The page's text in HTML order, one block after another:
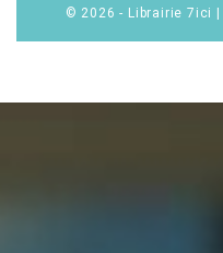
© 2026 - Librairie 7ici